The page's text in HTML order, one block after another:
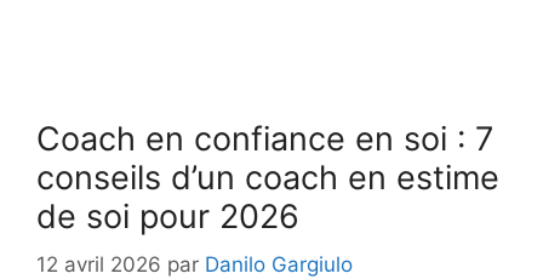
Coach en confiance en soi : 7
conseils d’un coach en estime
de soi pour 2026
12 avril 2026 par Danilo Gargiulo